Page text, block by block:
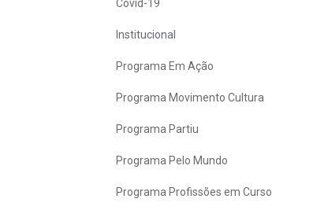
Covid-19
Institucional
Programa Em Ação
Programa Movimento Cultura
Programa Partiu
Programa Pelo Mundo
Programa Profissões em Curso